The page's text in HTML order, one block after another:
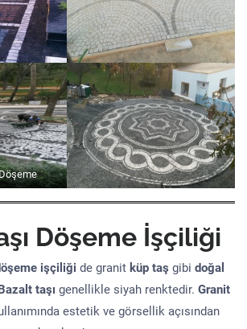
Döşeme İşçiliği
işçiliği de granit küp taş gibi doğal
Bazalt taşı genellikle siyah renktedir. Granit
estetik ve görsellik açısından